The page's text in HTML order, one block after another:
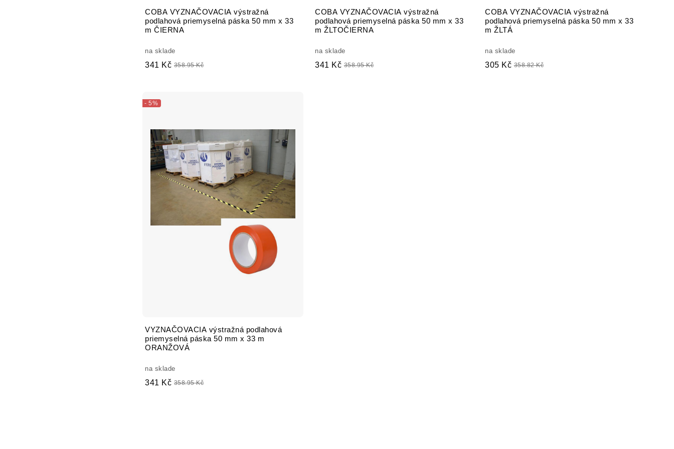
COBA VYZNAČOVACIA výstražná
podlahová priemyselná páska 50 mm x 33
m ČIERNA
na sklade
341 Kč 358.95 Kč
COBA VYZNAČOVACIA výstražná
podlahová priemyselná páska 50 mm x 33
m ŽLTOČIERNA
na sklade
341 Kč 358.95 Kč
COBA VYZNAČOVACIA výstražná
podlahová priemyselná páska 50 mm x 33
m ŽLTÁ
na sklade
305 Kč 358.82 Kč
VYZNAČOVACIA výstražná podlahová
priemyselná páska 50 mm x 33 m
ORANŽOVÁ
- 5%
na sklade
341 Kč 358.95 Kč